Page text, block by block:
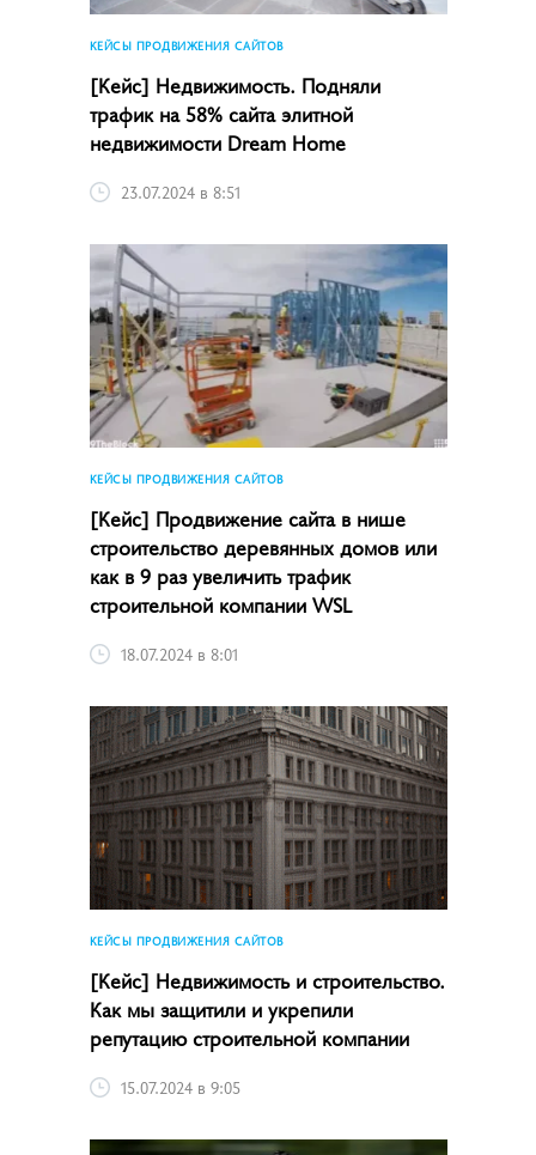
КЕЙСЫ ПРОДВИЖЕНИЯ САЙТОВ
[Кейс] Недвижимость. Подняли
трафик на 58% сайта элитной
недвижимости Dream Home
23.07.2024 в 8:51
КЕЙСЫ ПРОДВИЖЕНИЯ САЙТОВ
[Кейс] Продвижение сайта в нише
строительство деревянных домов или
как в 9 раз увеличить трафик
строительной компании WSL
18.07.2024 в 8:01
КЕЙСЫ ПРОДВИЖЕНИЯ САЙТОВ
[Кейс] Недвижимость и строительство.
Как мы защитили и укрепили
репутацию строительной компании
15.07.2024 в 9:05